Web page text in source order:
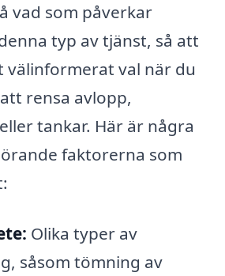
vad som påverkar
typ av tjänst, så att
välinformerat val när du
rensa avlopp,
tankar. Här är några
faktorerna som
Olika typer av
såsom tömning av